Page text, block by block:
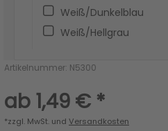
Weiß/Dunkelblau
Weiß/Hellgrau
Artikelnummer: N5300
ab 1,49 € *
*zzgl. MwSt. und Versandkosten